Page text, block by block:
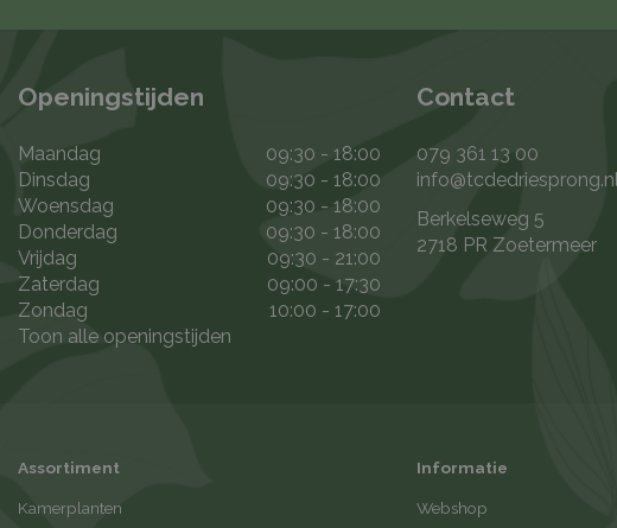
Openingstijden
Maandag
09:30 - 18:00
Dinsdag
09:30 - 18:00
Woensdag
09:30 - 18:00
Donderdag
09:30 - 18:00
Vrijdag
09:30 - 21:00
Zaterdag
09:00 - 17:30
Zondag
10:00 - 17:00
Toon alle openingstijden
Contact
079 361 13 00
Berkelseweg 5
2718 PR Zoetermeer
Assortiment
Kamerplanten
Informatie
Webshop